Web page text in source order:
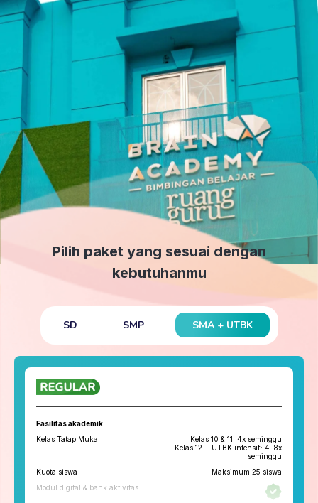
Pilih paket yang sesuai dengan
kebutuhanmu
SD SMP SMA + UTBK
Fasilitas akademik
Kelas Tatap Muka
Kelas 10 & 11: 4x seminggu
Kelas 12 + UTBK intensif: 4-8x
seminggu
Kuota siswa
Maksimum 25 siswa
Modul digital & bank aktivitas